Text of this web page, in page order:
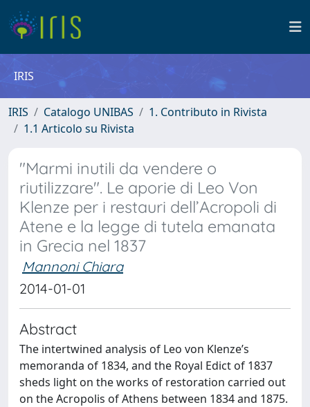
IRIS
IRIS Catalogo UNIBAS
1. Contributo in Rivista
1.1 Articolo su Rivista
"Marmi inutili da vendere o
riutilizzare". Le aporie di Leo Von
Klenze per i restauri dell’Acropoli di
Atene e la legge di tutela emanata
in Grecia nel 1837
Mannoni Chiara
2014-01-01
Abstract
The intertwined analysis of Leo von Klenze’s
memoranda of 1834, and the Royal Edict of 1837
sheds light on the works of restoration carried out
on the Acropolis of Athens between 1834 and 1875.